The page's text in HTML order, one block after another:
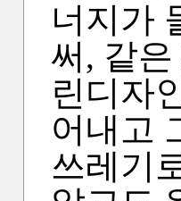
너지가
써, 같
린디자
어내고
쓰레기